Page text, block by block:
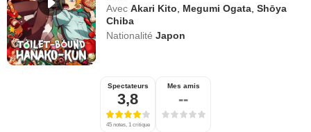
Avec Akari Kito Megumi Ogata ,Shōya
Chiba
Nationalité Japon
Spectateurs
3,8
45 notes, 1 critique
Mes amis
--